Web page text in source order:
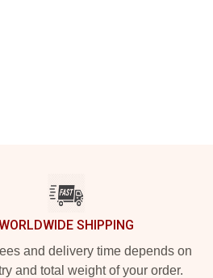
SHIPPING
and delivery time depends on
and total weight of your order.